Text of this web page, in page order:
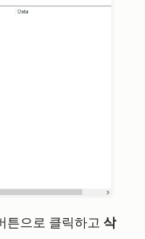
튼으로 클릭하고 삭